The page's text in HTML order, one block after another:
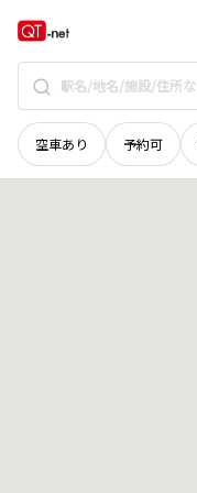
空車あり 予約可
岩手県